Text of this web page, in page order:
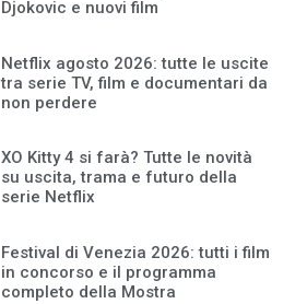
Djokovic e nuovi film
Netflix agosto 2026: tutte le uscite
tra serie TV, film e documentari da
non perdere
XO Kitty 4 si farà? Tutte le novità
su uscita, trama e futuro della
serie Netflix
Festival di Venezia 2026: tutti i film
in concorso e il programma
completo della Mostra